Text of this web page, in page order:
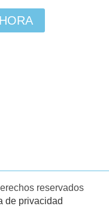
reservados
de privacidad